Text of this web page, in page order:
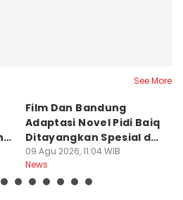
See More
Film Dan Bandung
Adaptasi Novel Pidi Baiq
Ditayangkan Spesial di
Jogja
09 Agu 2026, 11:04 WIB
News